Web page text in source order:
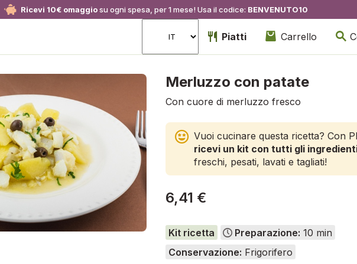
Ricevi 10€ omaggiosu ogni spesa, per 1 mese! Usa il codice: BENVENUTO10
Piatti Carrello
Merluzzo con patate
Con cuore di merluzzo fresco
Vuoi cucinare questa ricetta? Con
ricevi un kit con tutti gli
freschi, pesati, lavati e tagliati!
6,41 €
Kit ricetta Preparazione: 10 min
Conservazione: Frigorifero